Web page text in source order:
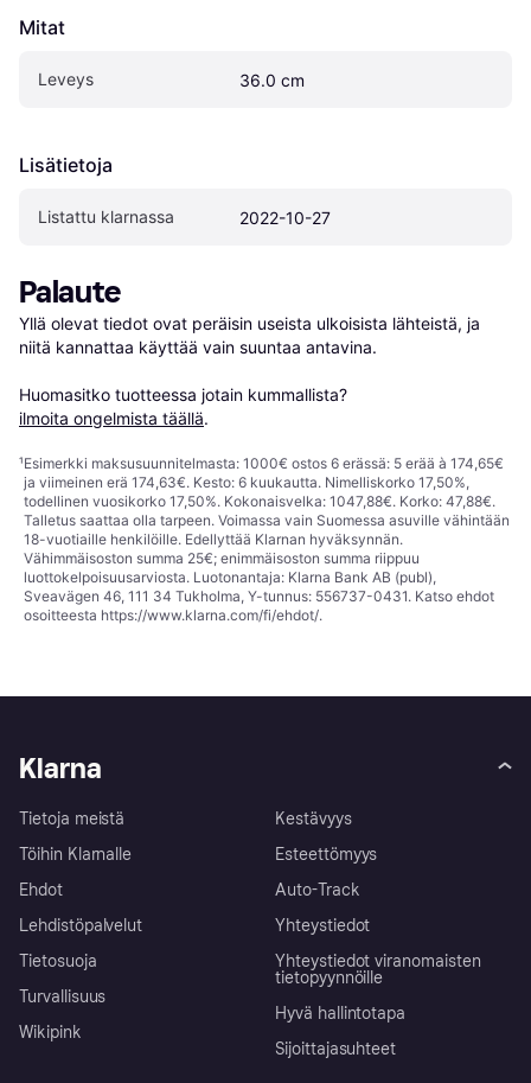
Mitat
Leveys 36.0 cm
Lisätietoja
Listattu klarnassa 2022-10-27
Palaute
Yllä olevat tiedot ovat peräisin useista ulkoisista lähteistä, ja
niitä kannattaa käyttää vain suuntaa antavina.
Huomasitko tuotteessa jotain kummallista?
ilmoita ongelmista täällä.
¹Esimerkki maksusuunnitelmasta: 1000€ ostos 6 erässä: 5 erää à 174,65€
ja viimeinen erä 174,63€. Kesto: 6 kuukautta. Nimelliskorko 17,50%,
todellinen vuosikorko 17,50%. Kokonaisvelka: 1047,88€. Korko: 47,88€.
Talletus saattaa olla tarpeen. Voimassa vain Suomessa asuville vähintään
18-vuotiaille henkilöille. Edellyttää Klarnan hyväksynnän.
Vähimmäisoston summa 25€; enimmäisoston summa riippuu
luottokelpoisuusarviosta. Luotonantaja: Klarna Bank AB (publ),
Sveavägen 46, 111 34 Tukholma, Y-tunnus: 556737-0431. Katso ehdot
osoitteesta https://www.klarna.com/fi/ehdot/.
Klarna
Tietoja meistä
Töihin Klarnalle
Ehdot
Lehdistöpalvelut
Tietosuoja
Turvallisuus
Wikipink
Kestävyys
Esteettömyys
Auto-Track
Yhteystiedot
Yhteystiedot viranomaisten
tietopyynnöille
Hyvä hallintotapa
Sijoittajasuhteet